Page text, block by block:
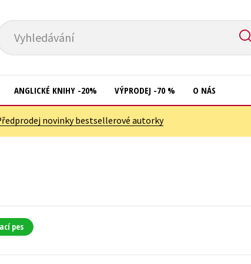
Vyhledávání
ANGLICKÉ KNIHY -20% VÝPRODEJ -70 % O NÁS
novinky bestsellerové autorky
pes